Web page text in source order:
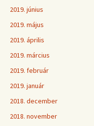
2019. június
2019. május
2019. április
2019. március
2019. február
2019. január
2018. december
2018. november